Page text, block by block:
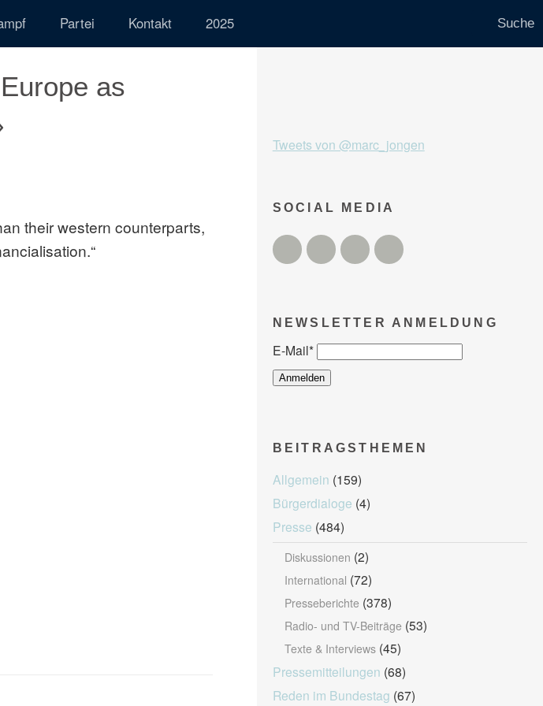
Partei Kontakt 2025
as
their western counterparts,
Tweets von @marc_jongen
SOCIAL MEDIA
TwitterFacebookInstagramYouTube
NEWSLETTER ANMELDUNG
E-Mail*
BEITRAGSTHEMEN
Allgemein (159)
Bürgerdialoge (4)
Presse (484)
Diskussionen (2)
International (72)
Presseberichte (378)
Radio- und TV-Beiträge (53)
Texte & Interviews(45)
Pressemitteilungen (68)
Reden im Bundestag (67)